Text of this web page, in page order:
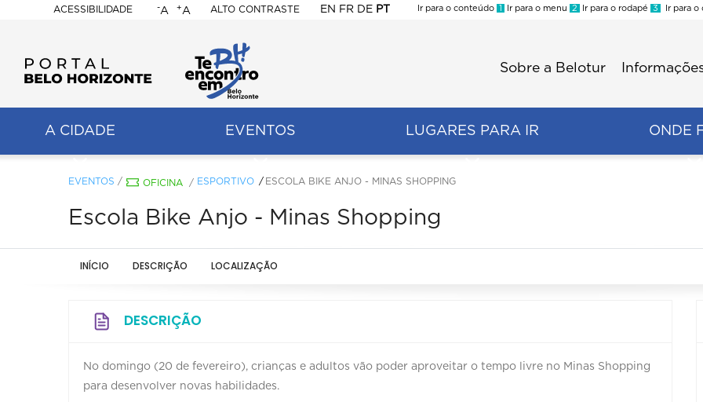
ACESSIBILIDADE
BELO
HORIZONTE
-A +A ALTO CONTRASTE EN FR DE PT
Ir para o conteúdo 1 Ir para o menu 2 Ir para o rodapé 3 Ir para o
Sobre a Belotur
A CIDADE EVENTOS LUGARES PARA IR ONDE
EVENTOS / OFICINA / ESPORTIVO ESCOLA BIKE ANJO - MINAS SHOPPING
Escola Bike Anjo - Minas Shopping
INÍCIO DESCRIÇÃO LOCALIZAÇÃO
DESCRIÇÃO
No domingo (20 de fevereiro), crianças e adultos vão poder aproveitar o tempo livre no Minas Shopping
para desenvolver novas habilidades.